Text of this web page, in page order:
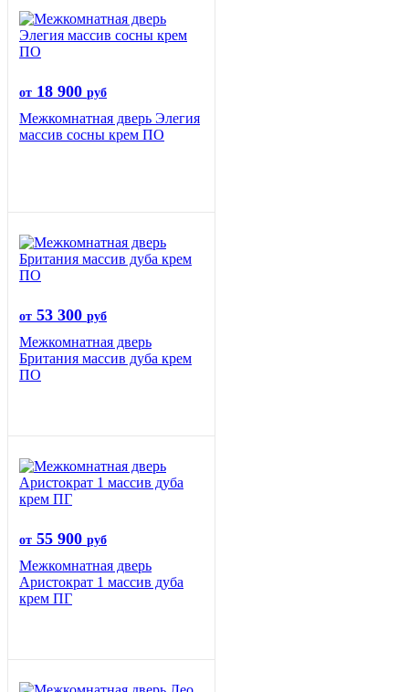
от 18 900 руб
Межкомнатная дверь Элегия
массив сосны крем ПО
от 53 300 руб
Межкомнатная дверь
Британия массив дуба крем
ПО
от 55 900 руб
Межкомнатная дверь
Аристократ 1 массив дуба
крем ПГ